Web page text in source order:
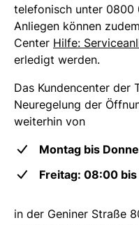
telefonisch unter
Anliegen können
Center Hilfe:
erledigt werden.
Das Kundencenter der
Neuregelung der
weiterhin von
Montag bis
Freitag: 08:00
in der Geniner Straße